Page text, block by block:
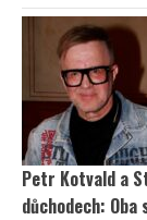
Petr Kotvald a
důchodech: